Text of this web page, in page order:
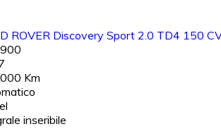
ROVER Discovery Sport 2.0 TD4 150
Km
inseribile